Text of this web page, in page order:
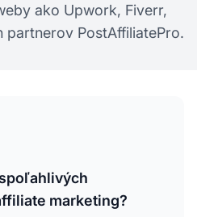
ako Upwork, Fiverr,
partnerov PostAffiliatePro.
marketing?